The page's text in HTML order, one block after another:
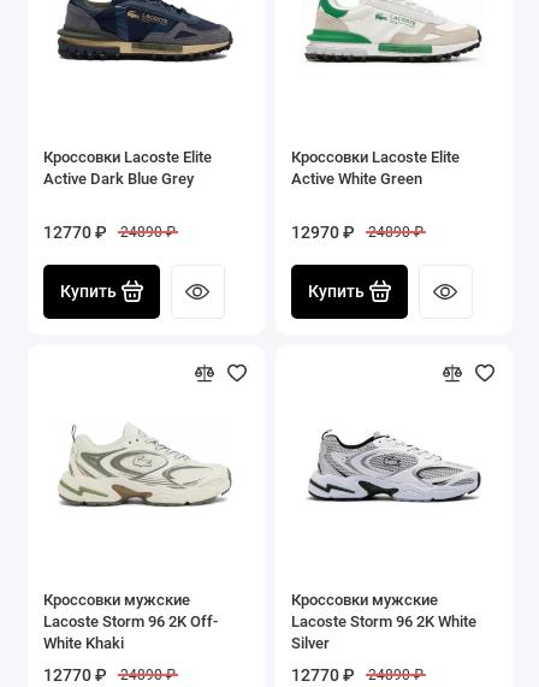
Кроссовки Lacoste Elite
Active Dark Blue Grey
12770 ₽ 24890 ₽
Купить
Кроссовки Lacoste Elite
Active White Green
12970 ₽ 24890 ₽
Купить
Кроссовки мужские
Lacoste Storm 96 2K Off-
White Khaki
12770 ₽ 24890 ₽
Кроссовки мужские
Lacoste Storm 96 2K White
Silver
12770 ₽ 24890 ₽